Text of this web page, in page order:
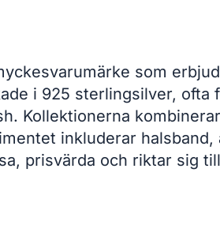
som
i 925 sterlingsilver, ofta
Kollektionerna
inkluderar
prisvärda och riktar sig